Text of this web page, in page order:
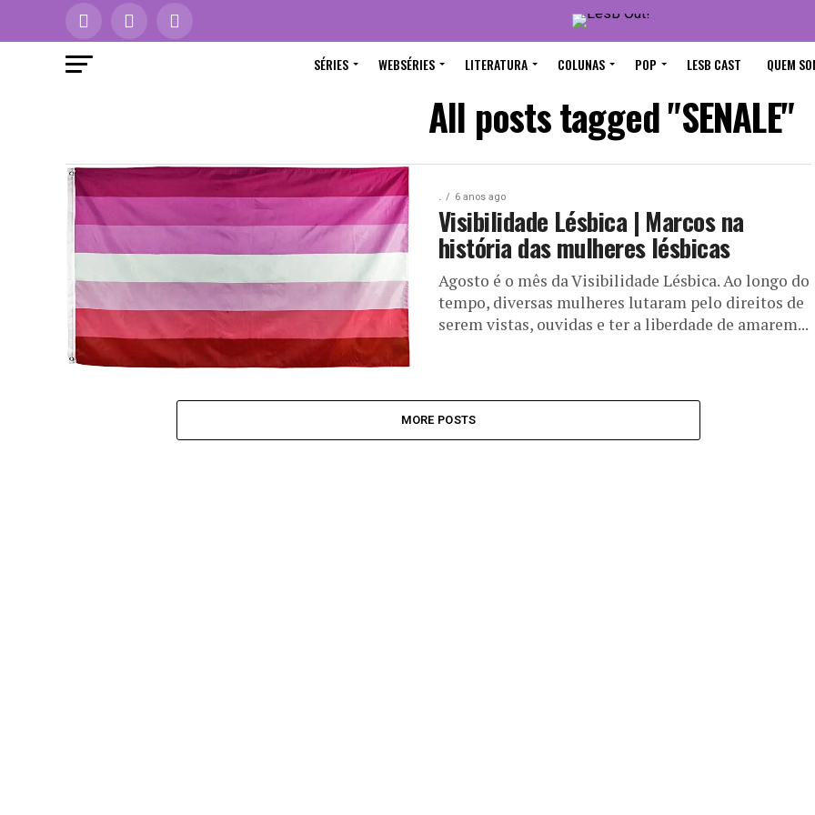
SÉRIES WEBSÉRIES LITERATURA COLUNAS POP LESB CAST QUEM
All posts tagged "SENALE"
. 6 anos ago
Visibilidade Lésbica | Marcos na
história das mulheres lésbicas
Agosto é o mês da Visibilidade Lésbica. Ao longo do
tempo, diversas mulheres lutaram pelo direitos de
serem vistas, ouvidas e ter a liberdade de amarem...
MORE POSTS